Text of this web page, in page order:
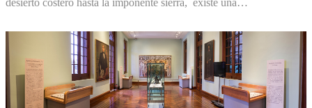
desierto costero hasta la imponente sierra, existe una…